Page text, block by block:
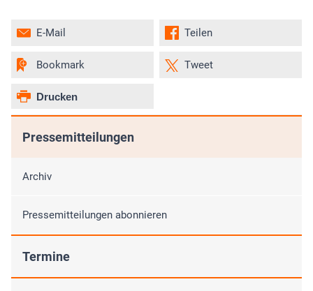
Teilen
Tweet
E-Mail
Bookmark
Drucken
Pressemitteilungen
Archiv
Pressemitteilungen abonnieren
Termine